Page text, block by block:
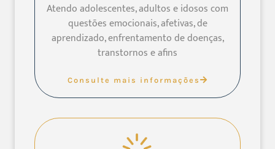
Atendo adolescentes, adultos e idosos com
questões emocionais, afetivas, de
aprendizado, enfrentamento de doenças,
transtornos e afins
Consulte mais informações